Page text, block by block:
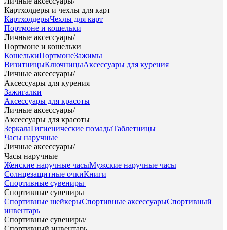
Картхолдеры и чехлы для карт
КартхолдерыЧехлы для карт
Портмоне и кошельки
Личные аксессуары/
Портмоне и кошельки
КошелькиПортмонеЗажимы
ВизитницыКлючницыАксессуары для курения
Личные аксессуары/
Аксессуары для курения
Зажигалки
Аксессуары для красоты
Личные аксессуары/
Аксессуары для красоты
ЗеркалаГигиенические помадыТаблетницы
Часы наручные
Личные аксессуары/
Часы наручные
Женские наручные часыМужские наручные часы
Солнцезащитные очкиКниги
Спортивные сувениры
Спортивные сувениры
Спортивные шейкерыСпортивные аксессуарыСпортивный
инвентарь
Спортивные сувениры/